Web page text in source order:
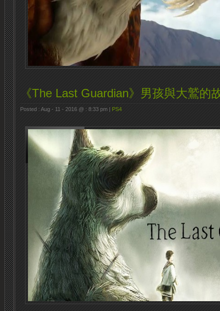
《The Last Guardian》男孩與大鷲的
Posted : Aug - 11 - 2016 @ : 8:33 pm | PS4